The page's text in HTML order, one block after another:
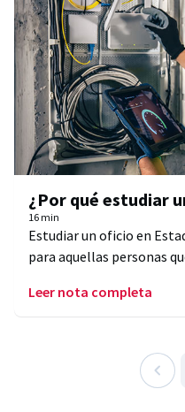
¿Por qué estudiar
16 min
Estudiar un oficio en
para aquellas personas
Leer nota completa